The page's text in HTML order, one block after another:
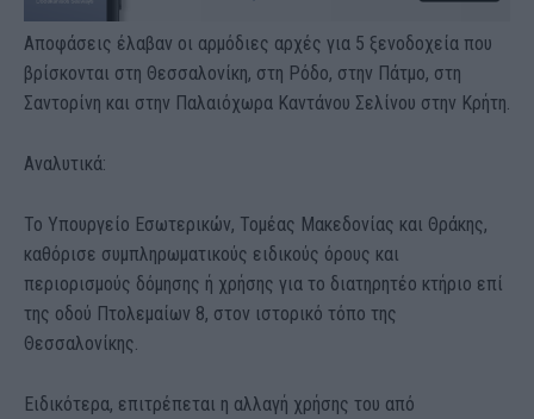
Αποφάσεις έλαβαν οι αρμόδιες αρχές για 5 ξενοδοχεία που
βρίσκονται στη Θεσσαλονίκη, στη Ρόδο, στην Πάτμο, στη
Σαντορίνη και στην Παλαιόχωρα Καντάνου Σελίνου στην Κρήτη.
Αναλυτικά:
Το Υπουργείο Εσωτερικών, Τομέας Μακεδονίας και Θράκης,
καθόρισε συμπληρωματικούς ειδικούς όρους και
περιορισμούς δόμησης ή χρήσης για το διατηρητέο κτήριο επί
της οδού Πτολεμαίων 8, στον ιστορικό τόπο της
Θεσσαλονίκης.
Ειδικότερα, επιτρέπεται η αλλαγή χρήσης του από